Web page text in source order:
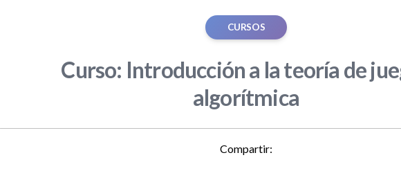
CURSOS
Curso: Introducción a la teoría de
algorítmica
Compartir: